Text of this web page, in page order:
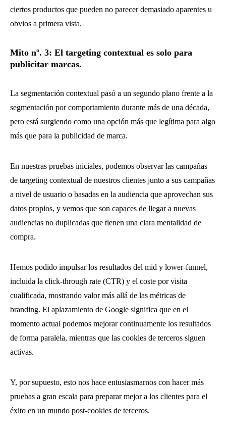
ciertos productos que pueden no parecer demasiado aparentes u
obvios a primera vista.
Mito nº. 3: El targeting contextual es solo para
publicitar marcas.
La segmentación contextual pasó a un segundo plano frente a la
segmentación por comportamiento durante más de una década,
pero está surgiendo como una opción más que legítima para algo
más que para la publicidad de marca.
En nuestras pruebas iniciales, podemos observar las campañas
de targeting contextual de nuestros clientes junto a sus campañas
a nivel de usuario o basadas en la audiencia que aprovechan sus
datos propios, y vemos que son capaces de llegar a nuevas
audiencias no duplicadas que tienen una clara mentalidad de
compra.
Hemos podido impulsar los resultados del mid y lower-funnel,
incluida la click-through rate (CTR) y el coste por visita
cualificada, mostrando valor más allá de las métricas de
branding. El aplazamiento de Google significa que en el
momento actual podemos mejorar continuamente los resultados
de forma paralela, mientras que las cookies de terceros siguen
activas.
Y, por supuesto, esto nos hace entusiasmarnos con hacer más
pruebas a gran escala para preparar mejor a los clientes para el
éxito en un mundo post-cookies de terceros.